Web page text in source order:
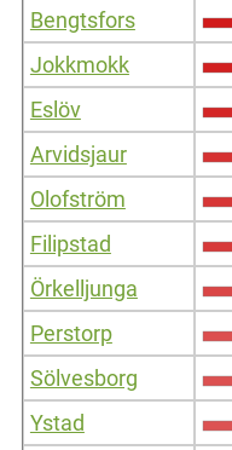
Bengtsfors
Jokkmokk
Eslöv
Arvidsjaur
Olofström
Filipstad
Örkelljunga
Perstorp
Sölvesborg
Ystad